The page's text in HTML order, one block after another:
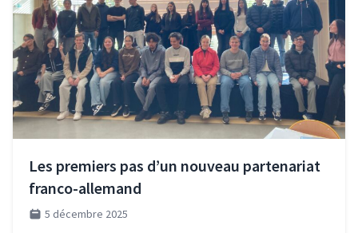
Les premiers pas d’un nouveau partenariat
franco-allemand
5 décembre 2025